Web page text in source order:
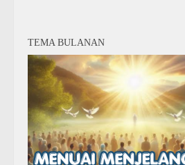
TEMA BULANAN